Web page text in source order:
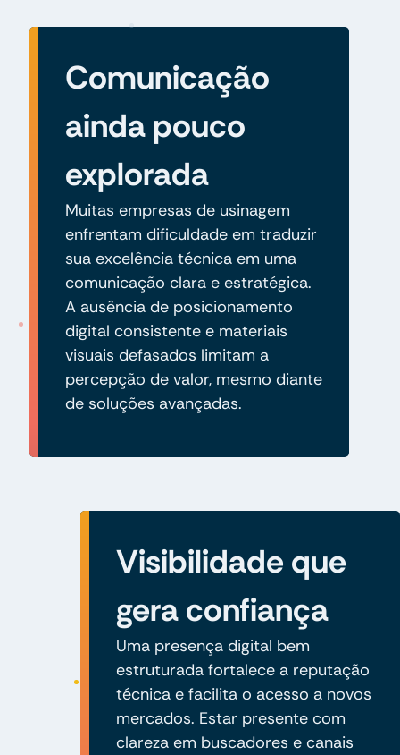
Comunicação
ainda pouco
explorada
Muitas empresas de usinagem
enfrentam dificuldade em traduzir
sua excelência técnica em uma
comunicação clara e estratégica.
A ausência de posicionamento
digital consistente e materiais
visuais defasados limitam a
percepção de valor, mesmo diante
de soluções avançadas.
Visibilidade que
gera confiança
Uma presença digital bem
estruturada fortalece a reputação
técnica e facilita o acesso a novos
mercados. Estar presente com
clareza em buscadores e canais